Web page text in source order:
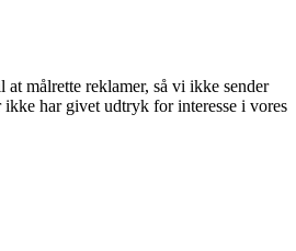
målrette reklamer, så vi ikke sender
ikke har givet udtryk for interesse i vores